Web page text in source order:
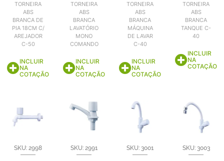
TORNEIRA
ABS
BRANCA DE
PIA 18CM C/
AREJADOR
C-50
INCLUIR
NA
COTAÇÃO
TORNEIRA
ABS
BRANCA
LAVATÓRIO
MONO
COMANDO
INCLUIR
NA
COTAÇÃO
TORNEIRA
ABS
BRANCA
MÁQUINA
DE LAVAR
C-40
INCLUIR
NA
COTAÇÃO
TORNEIRA
ABS
BRANCA
TANQUE C-
40
INCLUIR
NA
COTAÇÃO
SKU: 2998 SKU: 2991 SKU: 3001 SKU: 3003